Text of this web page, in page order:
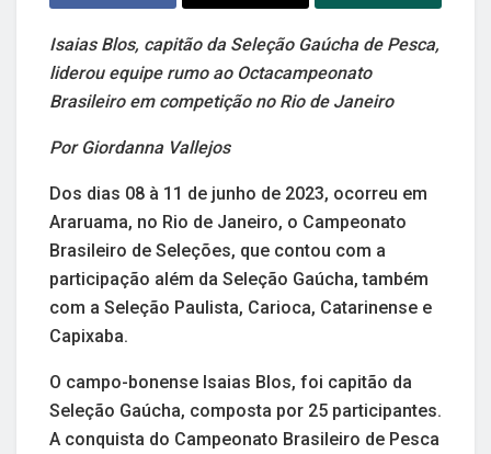
Isaias Blos, capitão da Seleção Gaúcha de Pesca,
liderou equipe rumo ao Octacampeonato
Brasileiro em competição no Rio de Janeiro
Por Giordanna Vallejos
Dos dias 08 à 11 de junho de 2023, ocorreu em
Araruama, no Rio de Janeiro, o Campeonato
Brasileiro de Seleções, que contou com a
participação além da Seleção Gaúcha, também
com a Seleção Paulista, Carioca, Catarinense e
Capixaba.
O campo-bonense Isaias Blos, foi capitão da
Seleção Gaúcha, composta por 25 participantes.
A conquista do Campeonato Brasileiro de Pesca